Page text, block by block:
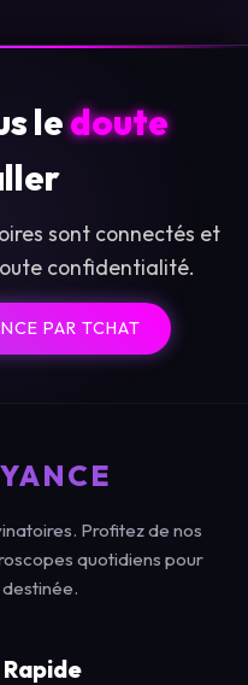
ledoute
sont connectés et
confidentialité.
PAR TCHAT
Profitez de nos
quotidiens pour